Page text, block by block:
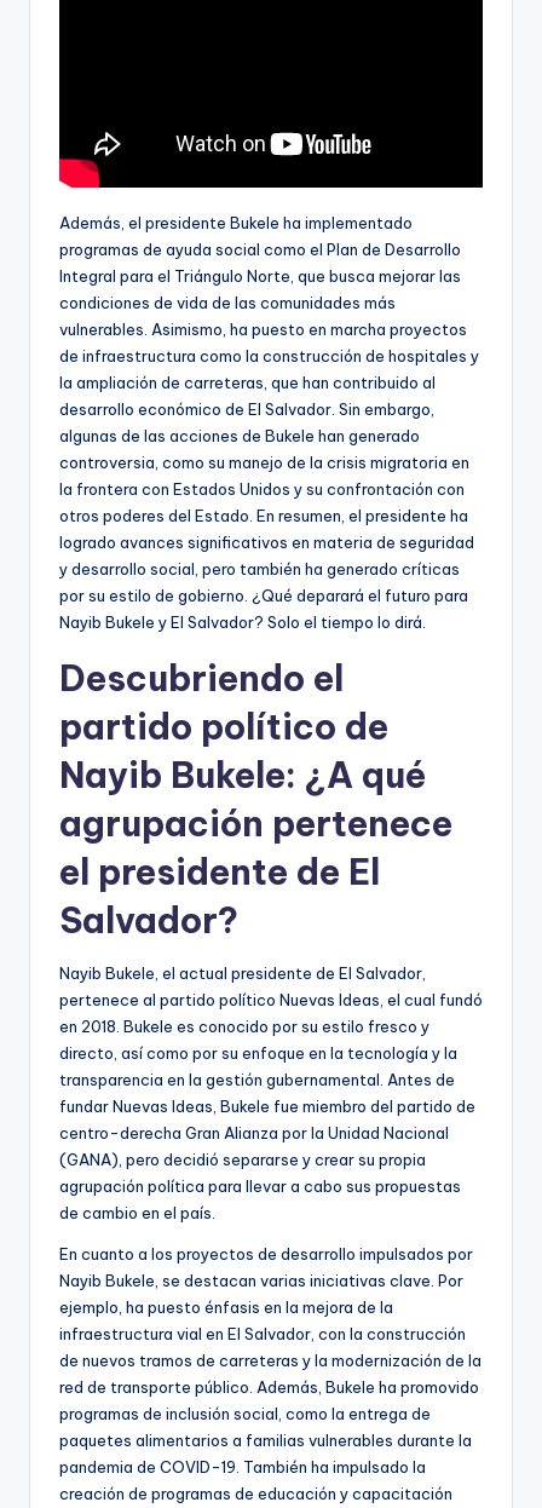
Además, el presidente Bukele ha implementado
programas de ayuda social como el Plan de Desarrollo
Integral para el Triángulo Norte, que busca mejorar las
condiciones de vida de las comunidades más
vulnerables. Asimismo, ha puesto en marcha proyectos
de infraestructura como la construcción de hospitales y
la ampliación de carreteras, que han contribuido al
desarrollo económico de El Salvador. Sin embargo,
algunas de las acciones de Bukele han generado
controversia, como su manejo de la crisis migratoria en
la frontera con Estados Unidos y su confrontación con
otros poderes del Estado. En resumen, el presidente ha
logrado avances significativos en materia de seguridad
y desarrollo social, pero también ha generado críticas
por su estilo de gobierno. ¿Qué deparará el futuro para
Nayib Bukele y El Salvador? Solo el tiempo lo dirá.
Descubriendo el
partido político de
Nayib Bukele: ¿A qué
agrupación pertenece
el presidente de El
Salvador?
Nayib Bukele, el actual presidente de El Salvador,
pertenece al partido político Nuevas Ideas, el cual fundó
en 2018. Bukele es conocido por su estilo fresco y
directo, así como por su enfoque en la tecnología y la
transparencia en la gestión gubernamental. Antes de
fundar Nuevas Ideas, Bukele fue miembro del partido de
centro-derecha Gran Alianza por la Unidad Nacional
(GANA), pero decidió separarse y crear su propia
agrupación política para llevar a cabo sus propuestas
de cambio en el país.
En cuanto a los proyectos de desarrollo impulsados por
Nayib Bukele, se destacan varias iniciativas clave. Por
ejemplo, ha puesto énfasis en la mejora de la
infraestructura vial en El Salvador, con la construcción
de nuevos tramos de carreteras y la modernización de la
red de transporte público. Además, Bukele ha promovido
programas de inclusión social, como la entrega de
paquetes alimentarios a familias vulnerables durante la
pandemia de COVID-19. También ha impulsado la
creación de programas de educación y capacitación